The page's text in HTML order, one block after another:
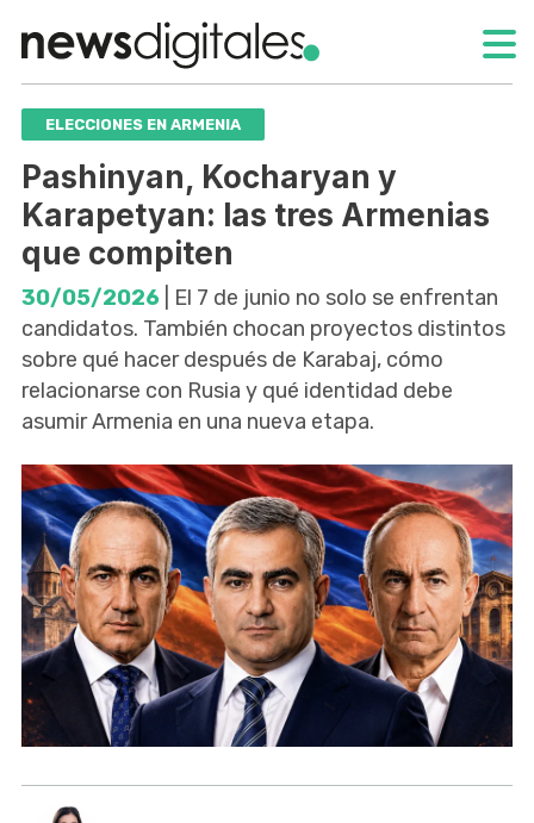
ELECCIONES EN ARMENIA
Pashinyan, Kocharyan y
Karapetyan: las tres Armenias
que compiten
30/05/2026 | El 7 de junio no solo se enfrentan
candidatos. También chocan proyectos distintos
sobre qué hacer después de Karabaj, cómo
relacionarse con Rusia y qué identidad debe
asumir Armenia en una nueva etapa.